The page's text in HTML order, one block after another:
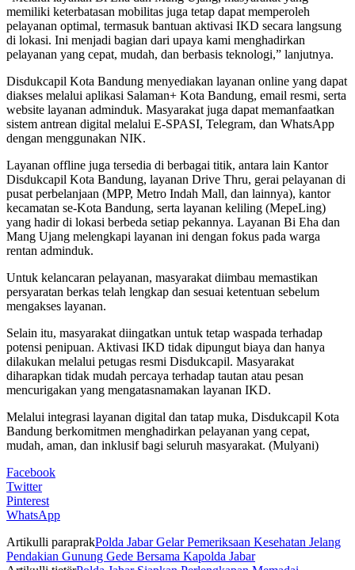
memiliki keterbatasan mobilitas juga tetap dapat memperoleh
pelayanan optimal, termasuk bantuan aktivasi IKD secara langsung
di lokasi. Ini menjadi bagian dari upaya kami menghadirkan
pelayanan yang cepat, mudah, dan berbasis teknologi,” lanjutnya.
Disdukcapil Kota Bandung menyediakan layanan online yang dapat
diakses melalui aplikasi Salaman+ Kota Bandung, email resmi, serta
website layanan adminduk. Masyarakat juga dapat memanfaatkan
sistem antrean digital melalui E-SPASI, Telegram, dan WhatsApp
dengan menggunakan NIK.
Layanan offline juga tersedia di berbagai titik, antara lain Kantor
Disdukcapil Kota Bandung, layanan Drive Thru, gerai pelayanan di
pusat perbelanjaan (MPP, Metro Indah Mall, dan lainnya), kantor
kecamatan se-Kota Bandung, serta layanan keliling (MepeLing)
yang hadir di lokasi berbeda setiap pekannya. Layanan Bi Eha dan
Mang Ujang melengkapi layanan ini dengan fokus pada warga
rentan adminduk.
Untuk kelancaran pelayanan, masyarakat diimbau memastikan
persyaratan berkas telah lengkap dan sesuai ketentuan sebelum
mengakses layanan.
Selain itu, masyarakat diingatkan untuk tetap waspada terhadap
potensi penipuan. Aktivasi IKD tidak dipungut biaya dan hanya
dilakukan melalui petugas resmi Disdukcapil. Masyarakat
diharapkan tidak mudah percaya terhadap tautan atau pesan
mencurigakan yang mengatasnamakan layanan IKD.
Melalui integrasi layanan digital dan tatap muka, Disdukcapil Kota
Bandung berkomitmen menghadirkan pelayanan yang cepat,
mudah, aman, dan inklusif bagi seluruh masyarakat. (Mulyani)
Facebook
Twitter
Pinterest
WhatsApp
Artikulli paraprakPolda Jabar Gelar Pemeriksaan Kesehatan Jelang
Pendakian Gunung Gede Bersama Kapolda Jabar